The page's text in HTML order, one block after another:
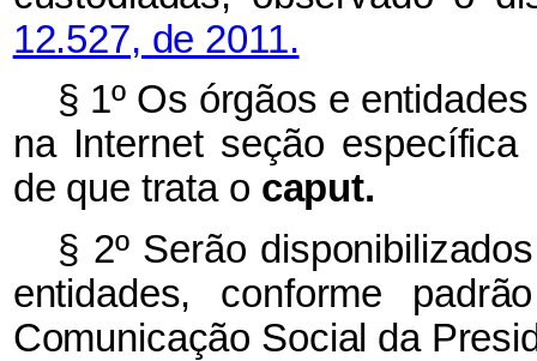
12.527, de 2011.
§ 1º Os órgãos e
na Internet seção
de que trata o caput.
§ 2º Serão
entidades, conforme
Comunicação Social da